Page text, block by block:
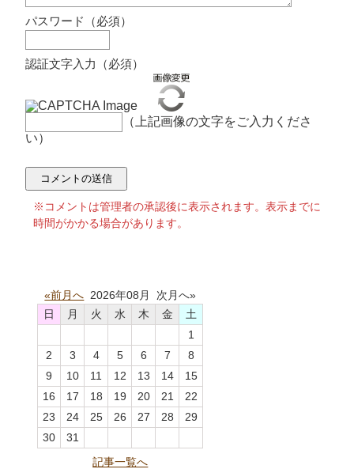
パスワード（必須）
認証文字入力（必須）
（上記画像の文字をご入力くださ
い）
※コメントは管理者の承認後に表示されます。表示までに
時間がかかる場合があります。
«前月へ 2026年08月 次月へ»
日
月 火 水 木 金
土
1
2
3 4 5 6 7
8
9
10 11 12 13 14
15
16
17 18 19 20 21
22
23
24 25 26 27 28
29
30
31
記事一覧へ